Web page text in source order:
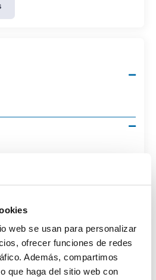
web se usan para personalizar
ofrecer funciones de redes
Además, compartimos
que haga del sitio web con
CAS
[79-16-3]